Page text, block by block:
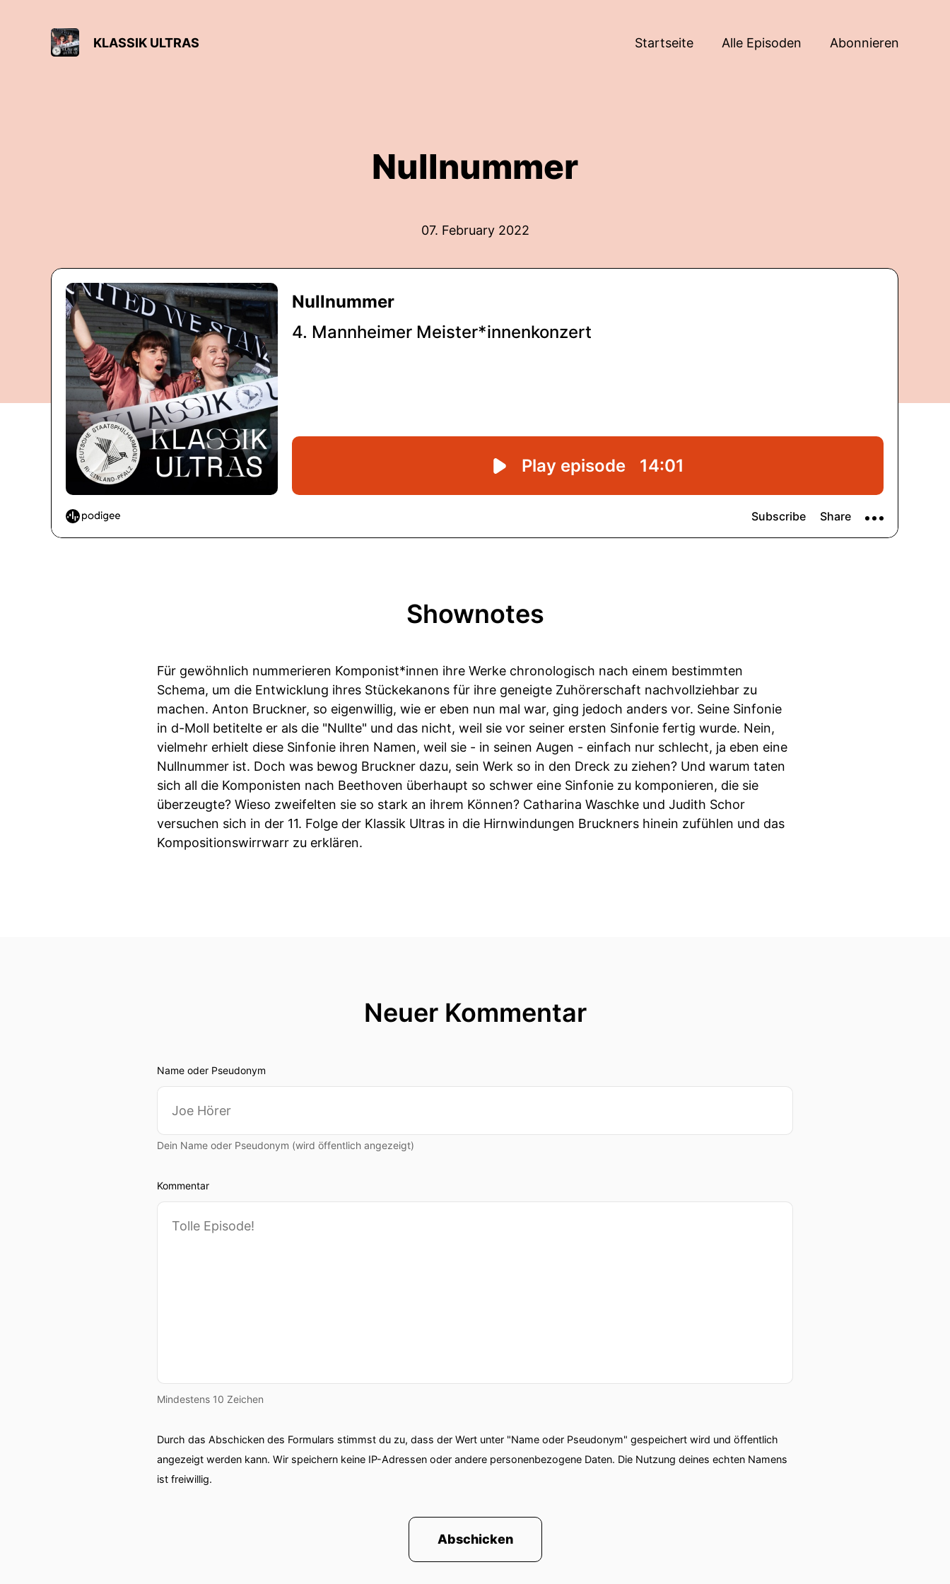
KLASSIK ULTRAS Startseite Alle Episoden Abonnieren
Nullnummer
07. February 2022
Shownotes
Für gewöhnlich nummerieren Komponist*innen ihre Werke chronologisch nach einem bestimmten
Schema, um die Entwicklung ihres Stückekanons für ihre geneigte Zuhörerschaft nachvollziehbar zu
machen. Anton Bruckner, so eigenwillig, wie er eben nun mal war, ging jedoch anders vor. Seine Sinfonie
in d-Moll betitelte er als die "Nullte" und das nicht, weil sie vor seiner ersten Sinfonie fertig wurde. Nein,
vielmehr erhielt diese Sinfonie ihren Namen, weil sie - in seinen Augen - einfach nur schlecht, ja eben eine
Nullnummer ist. Doch was bewog Bruckner dazu, sein Werk so in den Dreck zu ziehen? Und warum taten
sich all die Komponisten nach Beethoven überhaupt so schwer eine Sinfonie zu komponieren, die sie
überzeugte? Wieso zweifelten sie so stark an ihrem Können? Catharina Waschke und Judith Schor
versuchen sich in der 11. Folge der Klassik Ultras in die Hirnwindungen Bruckners hinein zufühlen und das
Kompositionswirrwarr zu erklären.
Neuer Kommentar
Name oder Pseudonym
Dein Name oder Pseudonym (wird öffentlich angezeigt)
Kommentar
Mindestens 10 Zeichen
Durch das Abschicken des Formulars stimmst du zu, dass der Wert unter "Name oder Pseudonym" gespeichert wird und öffentlich
angezeigt werden kann. Wir speichern keine IP-Adressen oder andere personenbezogene Daten. Die Nutzung deines echten Namens
ist freiwillig.
Abschicken